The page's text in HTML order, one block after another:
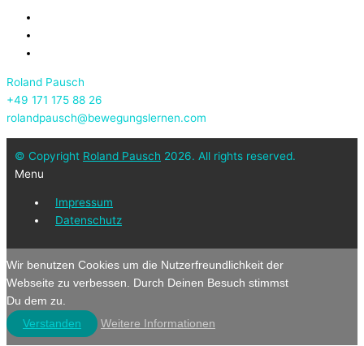
Roland Pausch
+49 171 175 88 26
rolandpausch@bewegungslernen.com
© Copyright Roland Pausch 2026. All rights reserved.
Menu
Impressum
Datenschutz
Wir benutzen Cookies um die Nutzerfreundlichkeit der
Webseite zu verbessen. Durch Deinen Besuch stimmst
Du dem zu.
Verstanden
Weitere Informationen